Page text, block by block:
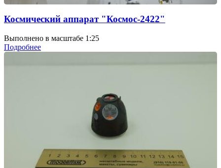
Космический аппарат "Космос-2422"
Выполнено в масштабе 1:25
Подробнее